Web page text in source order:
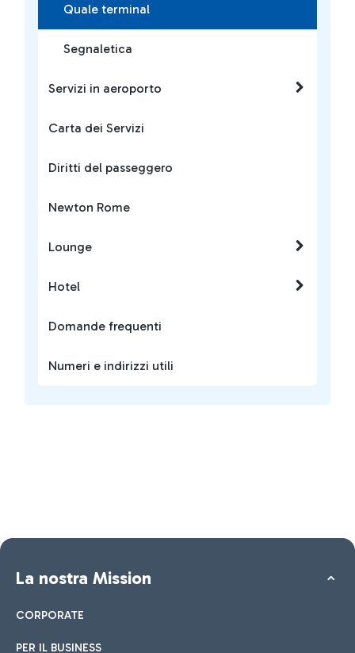
Quale terminal
Segnaletica
Servizi in aeroporto
Carta dei Servizi
Diritti del passeggero
Newton Rome
Lounge
Hotel
Domande frequenti
Numeri e indirizzi utili
La nostra Mission
CORPORATE
PER IL BUSINESS